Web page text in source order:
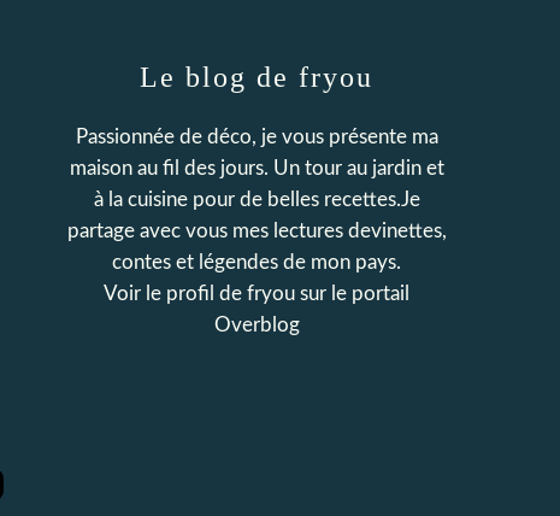
Le blog de fryou
Passionnée de déco, je vous présente ma
maison au fil des jours. Un tour au jardin et
à la cuisine pour de belles recettes.Je
partage avec vous mes lectures devinettes,
contes et légendes de mon pays.
Voir le profil de fryou sur le portail
Overblog